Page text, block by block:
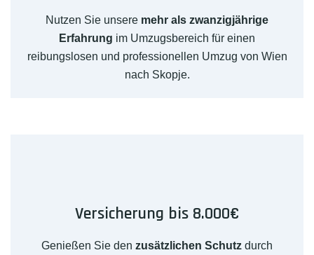
Nutzen Sie unsere mehr als zwanzigjährige
Erfahrung im Umzugsbereich für einen
reibungslosen und professionellen Umzug von Wien
nach Skopje.
Versicherung bis 8.000€
Genießen Sie den zusätzlichen Schutz durch